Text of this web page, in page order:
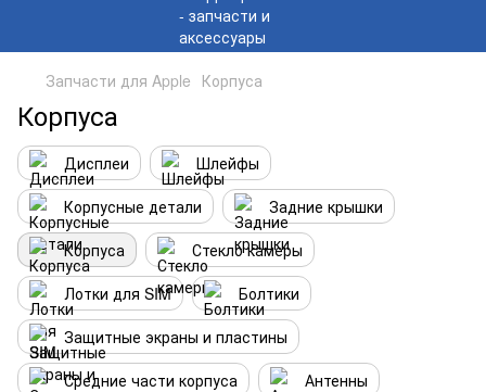
Запчасти для Apple Корпуса
Корпуса
Дисплеи
Шлейфы
Корпусные детали
Задние крышки
Корпуса
Стекло камеры
Лотки для SIM
Болтики
Защитные экраны и пластины
Средние части корпуса
Антенны